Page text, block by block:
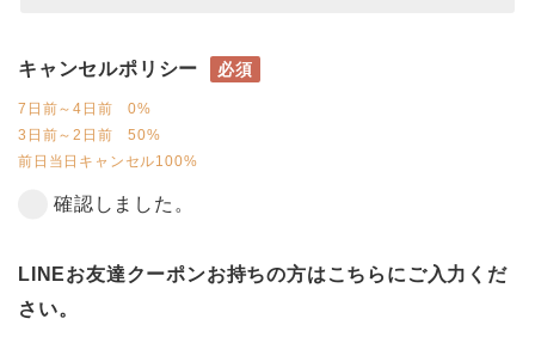
キャンセルポリシー 必須
7日前～4日前 0%
3日前～2日前 50%
前日当日キャンセル100%
確認しました。
LINEお友達クーポンお持ちの方はこちらにご入力くだ
さい。